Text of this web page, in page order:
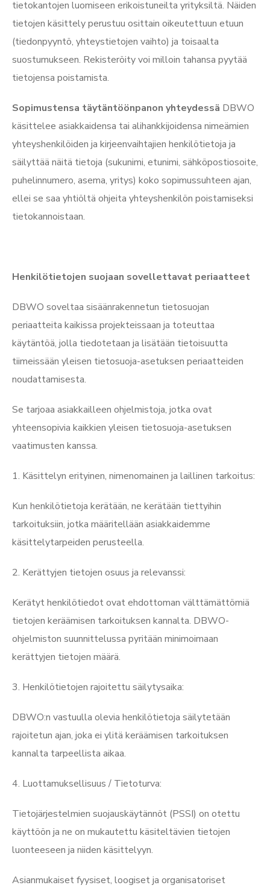
tietokantojen luomiseen erikoistuneilta yrityksiltä. Näiden
tietojen käsittely perustuu osittain oikeutettuun etuun
(tiedonpyyntö, yhteystietojen vaihto) ja toisaalta
suostumukseen. Rekisteröity voi milloin tahansa pyytää
tietojensa poistamista.
Sopimustensa täytäntöönpanon yhteydessä DBWO
käsittelee asiakkaidensa tai alihankkijoidensa nimeämien
yhteyshenkilöiden ja kirjeenvaihtajien henkilötietoja ja
säilyttää näitä tietoja (sukunimi, etunimi, sähköpostiosoite,
puhelinnumero, asema, yritys) koko sopimussuhteen ajan,
ellei se saa yhtiöltä ohjeita yhteyshenkilön poistamiseksi
tietokannoistaan.
Henkilötietojen suojaan sovellettavat periaatteet
DBWO soveltaa sisäänrakennetun tietosuojan
periaatteita kaikissa projekteissaan ja toteuttaa
käytäntöä, jolla tiedotetaan ja lisätään tietoisuutta
tiimeissään yleisen tietosuoja-asetuksen periaatteiden
noudattamisesta.
Se tarjoaa asiakkailleen ohjelmistoja, jotka ovat
yhteensopivia kaikkien yleisen tietosuoja-asetuksen
vaatimusten kanssa.
1. Käsittelyn erityinen, nimenomainen ja laillinen tarkoitus:
Kun henkilötietoja kerätään, ne kerätään tiettyihin
tarkoituksiin, jotka määritellään asiakkaidemme
käsittelytarpeiden perusteella.
2. Kerättyjen tietojen osuus ja relevanssi:
Kerätyt henkilötiedot ovat ehdottoman välttämättömiä
tietojen keräämisen tarkoituksen kannalta. DBWO-
ohjelmiston suunnittelussa pyritään minimoimaan
kerättyjen tietojen määrä.
3. Henkilötietojen rajoitettu säilytysaika:
DBWO:n vastuulla olevia henkilötietoja säilytetään
rajoitetun ajan, joka ei ylitä keräämisen tarkoituksen
kannalta tarpeellista aikaa.
4. Luottamuksellisuus / Tietoturva:
Tietojärjestelmien suojauskäytännöt (PSSI) on otettu
käyttöön ja ne on mukautettu käsiteltävien tietojen
luonteeseen ja niiden käsittelyyn.
Asianmukaiset fyysiset, loogiset ja organisatoriset